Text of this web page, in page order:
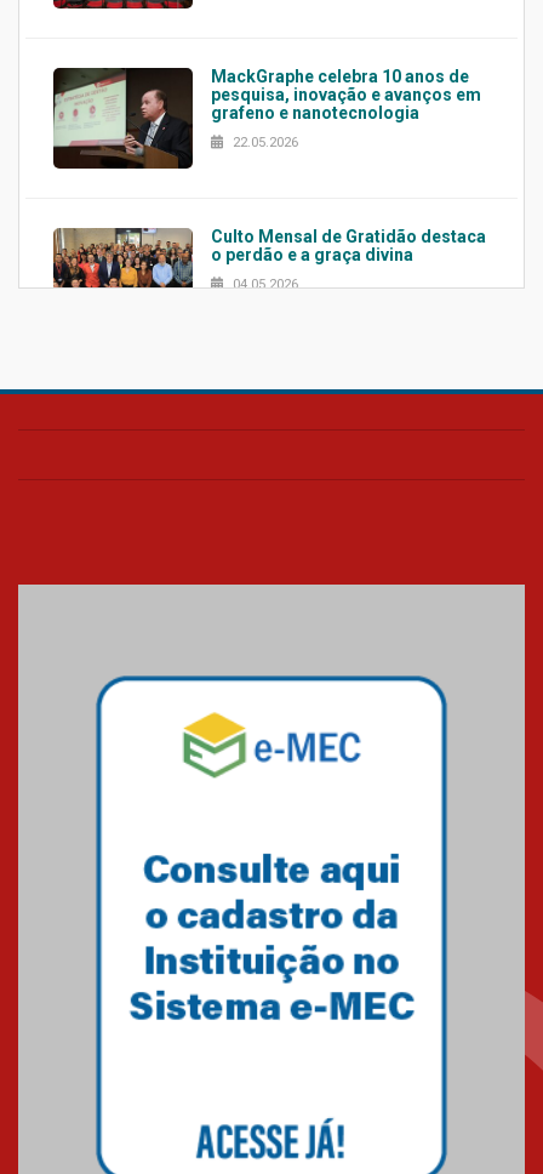
MackGraphe celebra 10 anos de
pesquisa, inovação e avanços em
grafeno e nanotecnologia
22.05.2026
Culto Mensal de Gratidão destaca
o perdão e a graça divina
04.05.2026
Confira como foi o culto mensal
Mackenzie mobiliza campanha
solidária para apoiar famílias em
Minas Gerais
Primeiro culto do ano ressalta o
27.02.2026